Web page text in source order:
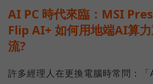
AI PC 時代來臨：MSI
Flip AI+ 如何用地端AI算
流?
許多經理人在更換電腦時常問：「